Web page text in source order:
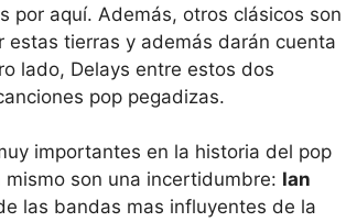
por aquí. Además, otros clásicos son
tierras y además darán cuenta
lado, Delays entre estos dos
pop pegadizas.
importantes en la historia del pop
son una incertidumbre: Ian
las bandas mas influyentes de la